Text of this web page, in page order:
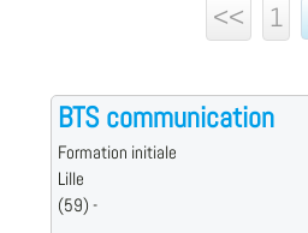
<<
1
BTS communication
Formation initiale
Lille
(59) -